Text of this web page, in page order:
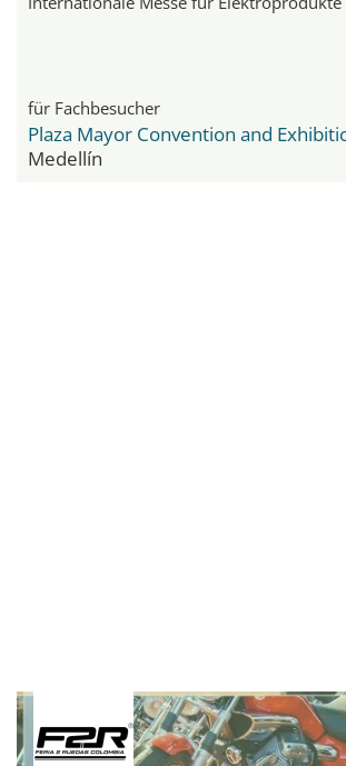
für Fachbesucher
Medellín